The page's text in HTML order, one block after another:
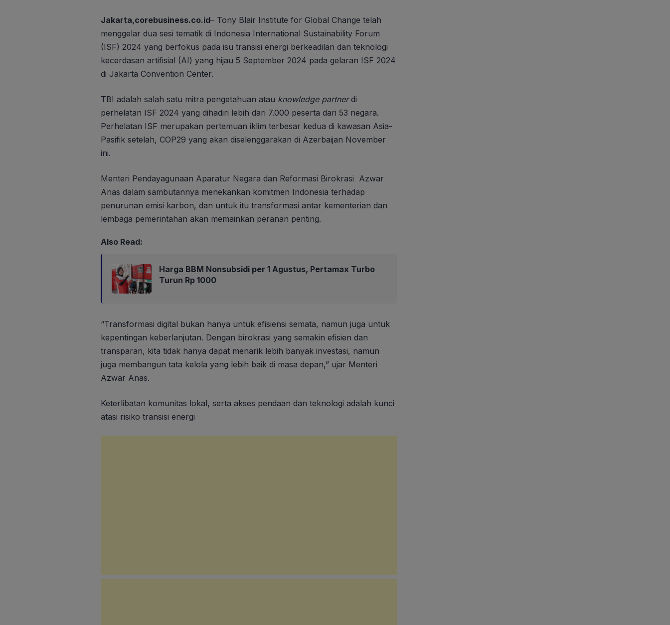
Jakarta,corebusiness.co.id– Tony Blair Institute for Global Change telah
menggelar dua sesi tematik di Indonesia International Sustainability Forum
(ISF) 2024 yang berfokus pada isu transisi energi berkeadilan dan teknologi
kecerdasan artifisial (AI) yang hijau 5 September 2024 pada gelaran ISF 2024
di Jakarta Convention Center.
TBI adalah salah satu mitra pengetahuan atau knowledge partnerdi
perhelatan ISF 2024 yang dihadiri lebih dari 7.000 peserta dari 53 negara.
Perhelatan ISF merupakan pertemuan iklim terbesar kedua di kawasan Asia-
Pasifik setelah, COP29 yang akan diselenggarakan di Azerbaijan November
ini.
Menteri Pendayagunaan Aparatur Negara dan Reformasi Birokrasi Azwar
Anas dalam sambutannya menekankan komitmen Indonesia terhadap
penurunan emisi karbon, dan untuk itu transformasi antar kementerian dan
lembaga pemerintahan akan memainkan peranan penting.
Also Read:
Harga BBM Nonsubsidi per 1 Agustus, Pertamax Turbo
Turun Rp 1000
“Transformasi digital bukan hanya untuk efisiensi semata, namun juga untuk
kepentingan keberlanjutan. Dengan birokrasi yang semakin efisien dan
transparan, kita tidak hanya dapat menarik lebih banyak investasi, namun
juga membangun tata kelola yang lebih baik di masa depan,” ujar Menteri
Azwar Anas.
Keterlibatan komunitas lokal, serta akses pendaan dan teknologi adalah kunci
atasi risiko transisi energi